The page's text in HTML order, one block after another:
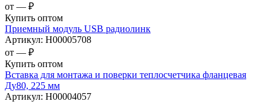
от — ₽
Купить оптом
Приемный модуль USB радиолинк
Артикул: Н00005708
от — ₽
Купить оптом
Вставка для монтажа и поверки теплосчетчика фланцевая
Ду80, 225 мм
Артикул: Н00004057